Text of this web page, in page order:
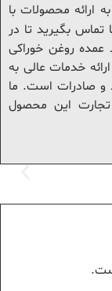
ارائه محصولات با
بگیرید تا در
روغن خوراکی
خدمات عالی به
صادرات است. ما
این محصول